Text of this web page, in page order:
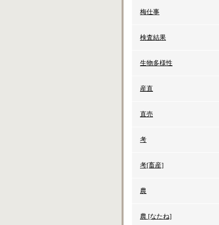
梅仕事
検査結果
生物多様性
産直
直売
考
考[畜産]
農
農 [なたね]